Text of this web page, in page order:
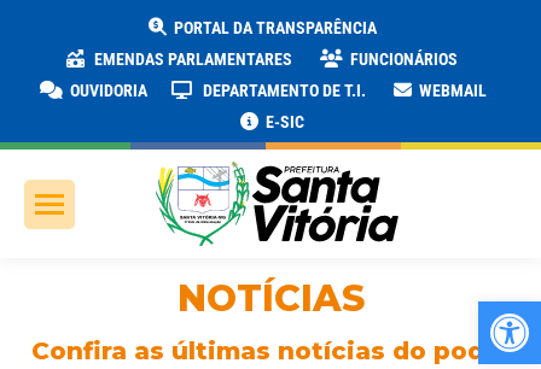
PORTAL DA TRANSPARÊNCIA
EMENDAS PARLAMENTARES
FUNCIONÁRIOS
OUVIDORIA
DEPARTAMENTO DE T.I.
WEBMAIL
E-SIC
NOTÍCIAS
Confira as últimas notícias do poder